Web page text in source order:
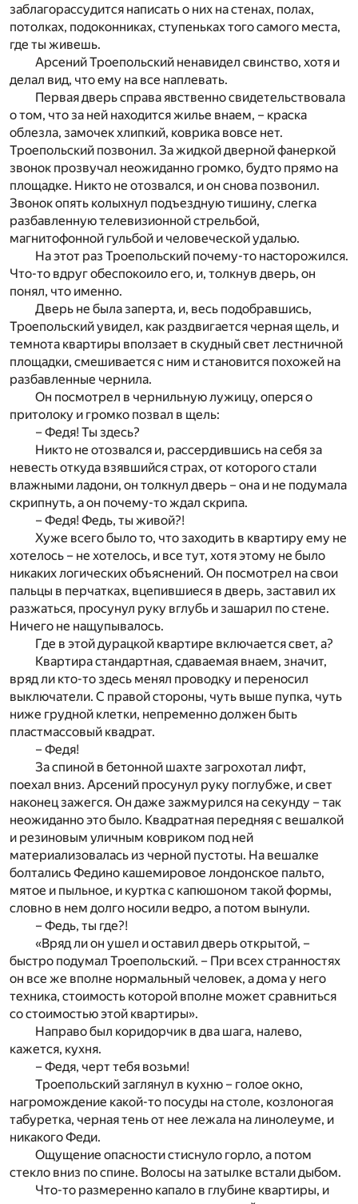
заблагорассудится написать о них на стенах, полах,
потолках, подоконниках, ступеньках того самого места,
где ты живешь.
Арсений Троепольский ненавидел свинство, хотя и
делал вид, что ему на все наплевать.
Первая дверь справа явственно свидетельствовала
о том, что за ней находится жилье внаем, – краска
облезла, замочек хлипкий, коврика вовсе нет.
Троепольский позвонил. За жидкой дверной фанеркой
звонок прозвучал неожиданно громко, будто прямо на
площадке. Никто не отозвался, и он снова позвонил.
Звонок опять колыхнул подъездную тишину, слегка
разбавленную телевизионной стрельбой,
магнитофонной гульбой и человеческой удалью.
На этот раз Троепольский почему-то насторожился.
Что-то вдруг обеспокоило его, и, толкнув дверь, он
понял, что именно.
Дверь не была заперта, и, весь подобравшись,
Троепольский увидел, как раздвигается черная щель, и
темнота квартиры вползает в скудный свет лестничной
площадки, смешивается с ним и становится похожей на
разбавленные чернила.
Он посмотрел в чернильную лужицу, оперся о
притолоку и громко позвал в щель:
– Федя! Ты здесь?
Никто не отозвался и, рассердившись на себя за
невесть откуда взявшийся страх, от которого стали
влажными ладони, он толкнул дверь – она и не подумала
скрипнуть, а он почему-то ждал скрипа.
– Федя! Федь, ты живой?!
Хуже всего было то, что заходить в квартиру ему не
хотелось – не хотелось, и все тут, хотя этому не было
никаких логических объяснений. Он посмотрел на свои
пальцы в перчатках, вцепившиеся в дверь, заставил их
разжаться, просунул руку вглубь и зашарил по стене.
Ничего не нащупывалось.
Где в этой дурацкой квартире включается свет, а?
Квартира стандартная, сдаваемая внаем, значит,
вряд ли кто-то здесь менял проводку и переносил
выключатели. С правой стороны, чуть выше пупка, чуть
ниже грудной клетки, непременно должен быть
пластмассовый квадрат.
– Федя!
За спиной в бетонной шахте загрохотал лифт,
поехал вниз. Арсений просунул руку поглубже, и свет
наконец зажегся. Он даже зажмурился на секунду – так
неожиданно это было. Квадратная передняя с вешалкой
и резиновым уличным ковриком под ней
материализовалась из черной пустоты. На вешалке
болтались Федино кашемировое лондонское пальто,
мятое и пыльное, и куртка с капюшоном такой формы,
словно в нем долго носили ведро, а потом вынули.
– Федь, ты где?!
«Вряд ли он ушел и оставил дверь открытой, –
быстро подумал Троепольский. – При всех странностях
он все же вполне нормальный человек, а дома у него
техника, стоимость которой вполне может сравниться
со стоимостью этой квартиры».
Направо был коридорчик в два шага, налево,
кажется, кухня.
– Федя, черт тебя возьми!
Троепольский заглянул в кухню – голое окно,
нагромождение какой-то посуды на столе, козлоногая
табуретка, черная тень от нее лежала на линолеуме, и
никакого Феди.
Ощущение опасности стиснуло горло, а потом
стекло вниз по спине. Волосы на затылке встали дыбом.
Что-то размеренно капало в глубине квартиры, и